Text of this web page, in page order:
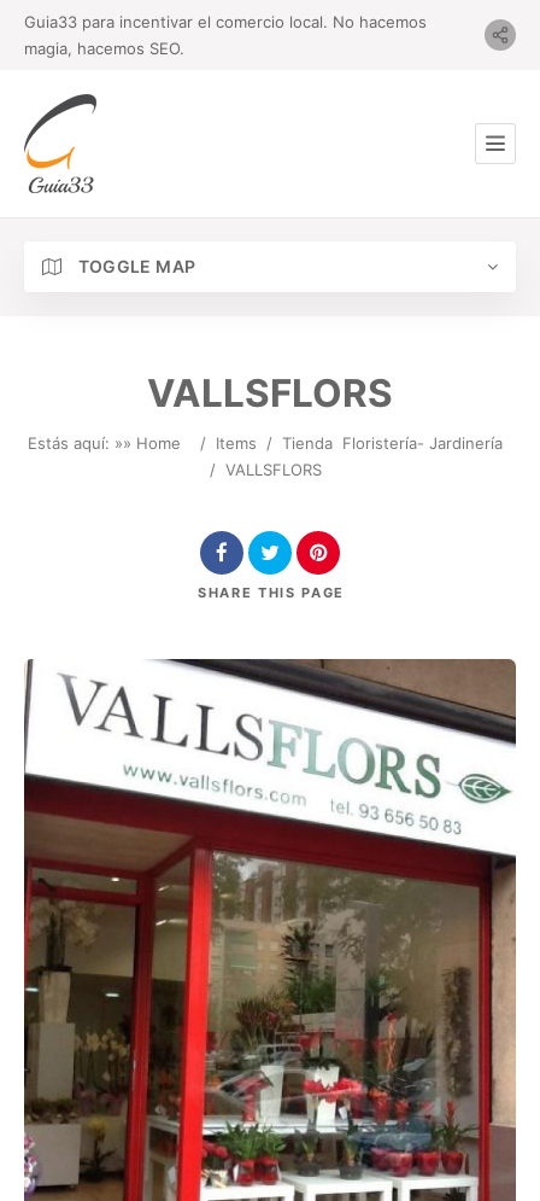
Guia33 para incentivar el comercio local. No hacemos
magia, hacemos SEO.
TOGGLE MAP
VALLSFLORS
Estás aquí: »» Home / Items / Tienda Floristería- Jardinería
/ VALLSFLORS
SHARE THIS PAGE